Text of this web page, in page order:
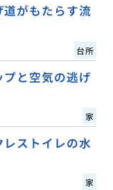
がもたらす流
台所
と空気の逃げ
家
ストイレの水
家